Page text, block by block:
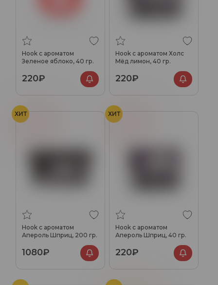
Hook с ароматом
Зеленое яблоко, 40 гр.
220₽
Hook с ароматом Холс
Мёд лимон, 40 гр.
220₽
ХИТ
Апероль
Hook с ароматом
Апероль Шприц, 200 гр.
1080₽
ХИТ
Апероль
Hook с ароматом
Апероль Шприц, 40 гр.
220₽